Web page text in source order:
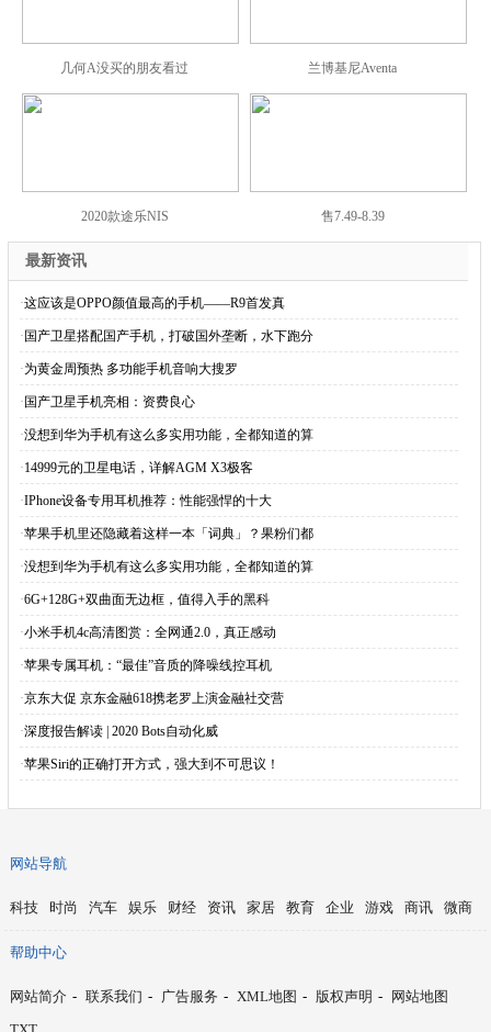
几何A没买的朋友看过 兰博基尼Aventa
2020款途乐NIS 售7.49-8.39
最新资讯
·这应该是OPPO颜值最高的手机——R9首发真
· 国产卫星搭配国产手机，打破国外垄断，水下跑分
·为黄金周预热 多功能手机音响大搜罗
· 国产卫星手机亮相：资费良心
·没想到华为手机有这么多实用功能，全都知道的算
·14999元的卫星电话，详解AGM X3极客
·IPhone设备专用耳机推荐：性能强悍的十大
·苹果手机里还隐藏着这样一本「词典」？果粉们都
·没想到华为手机有这么多实用功能，全都知道的算
·6G+128G+双曲面无边框，值得入手的黑科
·小米手机4c高清图赏：全网通2.0，真正感动
·苹果专属耳机：“最佳”音质的降噪线控耳机
·京东大促 京东金融618携老罗上演金融社交营
·深度报告解读 | 2020 Bots自动化威
·苹果Siri的正确打开方式，强大到不可思议！
网站导航
科技 时尚 汽车 娱乐 财经 资讯 家居 教育 企业 游戏 商讯 微商
帮助中心
网站简介 - 联系我们 - 广告服务 - XML地图 - 版权声明 -
网站地图